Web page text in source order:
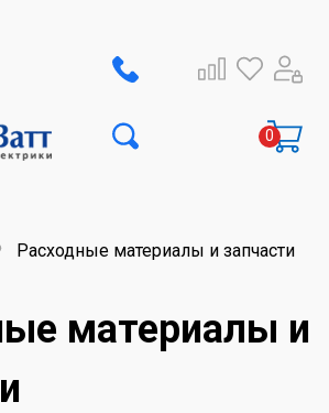
Расходные материалы и запчасти
материалы и